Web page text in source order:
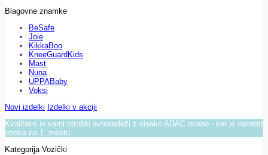
Blagovne znamke
BeSafe
Joie
KikkaBoo
KneeGuardKids
Mast
Nuna
UPPABaby
Voksi
Novi izdelki Izdelki v akciji
Kvalitetni in varni otroški avtosedeži z visoko ADAC oceno - ker je varnost
otroka na 1. mestu.
Kategorija Vozički